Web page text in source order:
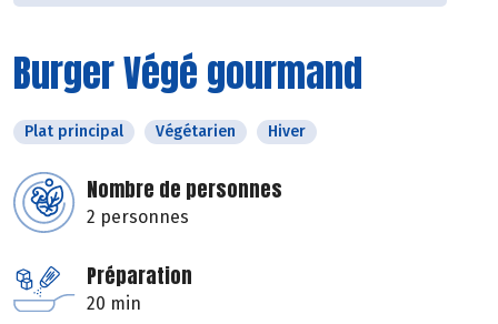
Burger Végé gourmand
Plat principal Végétarien Hiver
Nombre de personnes
2 personnes
Préparation
20 min